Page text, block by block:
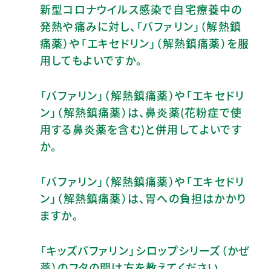
新型コロナウイルス感染で自宅療養中の
発熱や痛みに対し、「バファリン」（解熱鎮
痛薬）や「エキセドリン」（解熱鎮痛薬）を服
用してもよいですか。
「バファリン」（解熱鎮痛薬）や「エキセドリ
ン」（解熱鎮痛薬）は、鼻炎薬(花粉症で使
用する鼻炎薬を含む)と併用してよいです
か。
「バファリン」（解熱鎮痛薬）や「エキセドリ
ン」（解熱鎮痛薬）は、胃への負担はかかり
ますか。
「キッズバファリン」シロップシリーズ（かぜ